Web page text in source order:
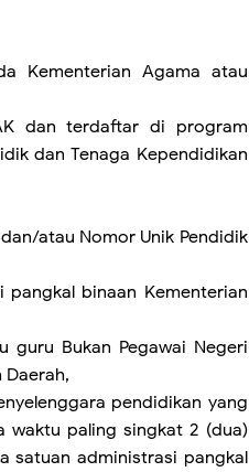
Kementerian Agama atau
dan terdaftar di program
dan Tenaga Kependidikan
atau Nomor Unik Pendidik
binaan Kementerian
guru Bukan Pegawai Negeri
pendidikan yang
waktu paling singkat 2 (dua)
satuan administrasi pangkal